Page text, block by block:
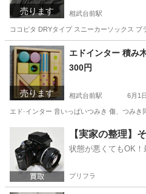
売ります 相武台前駅
ココピタ DRYタイプ スニーカーソックス
神奈川 座間市 相武台前駅 小物
売ります
エドインター 積み
300円
相武台前駅 6月1日
エド·インター 音いっぱいつみき 傷、つみ
相武台前駅 パ
【実家の整理】
状態が悪くてもOK！
プリフラ